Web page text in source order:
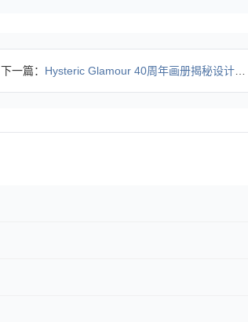
下一篇： Hysteric Glamour 40周年画册揭秘设计手稿与